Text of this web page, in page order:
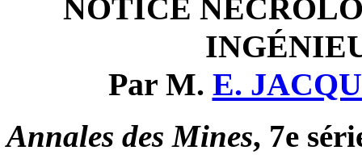
NOTICE
Par M. E.
Annales des Mines, 7e